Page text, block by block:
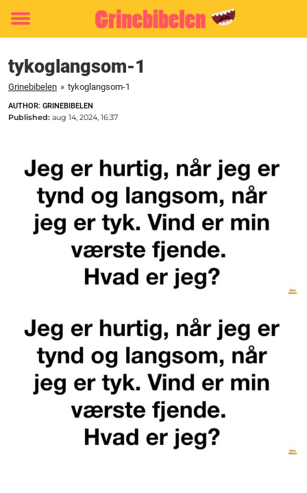
Toggle
tykoglangsom-1
Grinebibelen » tykoglangsom-1
AUTHOR: GRINEBIBELEN
Published: aug 14, 2024, 16:37